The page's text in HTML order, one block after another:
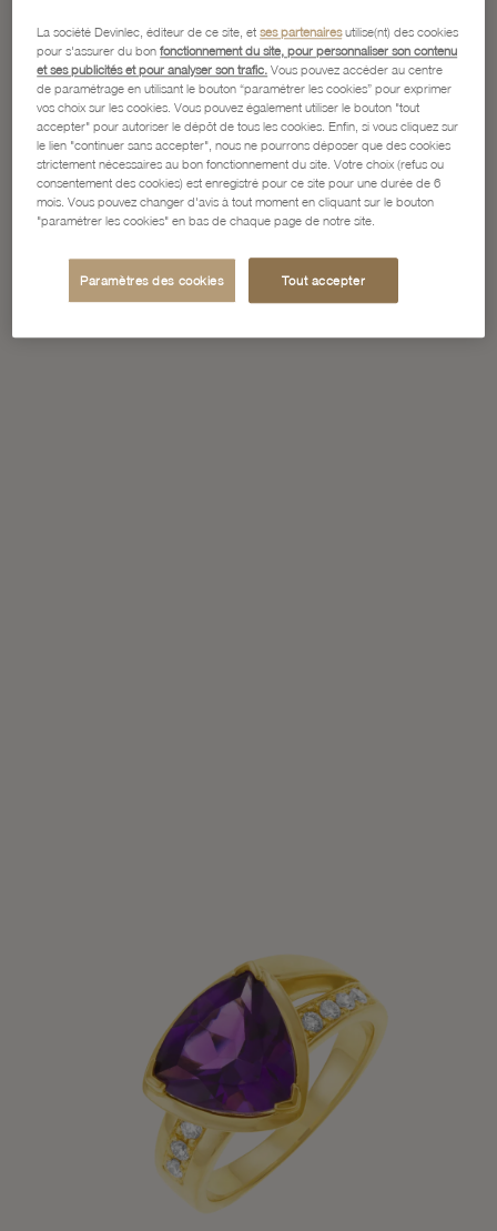
La société Devinlec, éditeur de ce site, etses partenairesutilise(nt) des cookies
pour s'assurer du bonfonctionnement du site, pour personnaliser son contenu
et ses publicités et pour analyser son trafic. Vous pouvez accéder au centre
de paramétrage en utilisant le bouton “paramétrer les cookies” pour exprimer
vos choix sur les cookies. Vous pouvez également utiliser le bouton "tout
accepter" pour autoriser le dépôt de tous les cookies. Enfin, si vous cliquez sur
le lien "continuer sans accepter", nous ne pourrons déposer que des cookies
strictement nécessaires au bon fonctionnement du site. Votre choix (refus ou
consentement des cookies) est enregistré pour ce site pour une durée de 6
mois. Vous pouvez changer d'avis à tout moment en cliquant sur le bouton
"paramétrer les cookies" en bas de chaque page de notre site.
Paramètres des cookies Tout accepter